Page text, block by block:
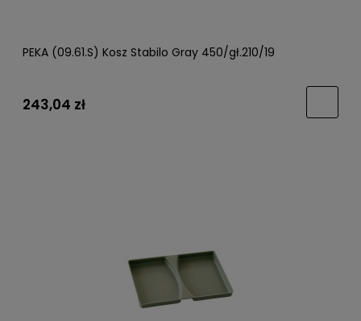
PEKA (09.61.S) Kosz Stabilo Gray 450/gł.210/19
243,04 zł